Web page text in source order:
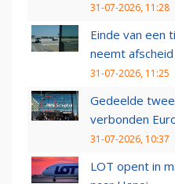
31-07-2026, 11:28
Einde van een
neemt
31-07-2026, 11:25
Gedeelde
verbonden
31-07-2026, 10:37
LOT opent in